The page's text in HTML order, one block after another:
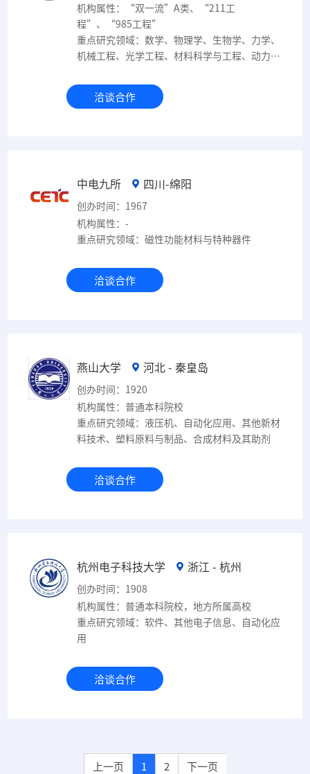
机构属性：“双一流”A类、“211工
程”、“985工程”
重点研究领域：数学、物理学、生物学、力学、
机械工程、光学工程、材料科学与工程、动力工
信息与通信工程、控制科学与工程、计算机科学
与技术、建筑学、土木工程、水利工程、化学工
洽谈合作
中电九所 四川-绵阳
创办时间：1967
机构属性：-
重点研究领域：磁性功能材料与特种器件
洽谈合作
燕山大学 河北 - 秦皇岛
创办时间：1920
机构属性：普通本科院校
重点研究领域：液压机、自动化应用、其他新材
料技术、塑料原料与制品、合成材料及其助剂
洽谈合作
杭州电子科技大学 浙江 - 杭州
创办时间：1908
机构属性：普通本科院校，地方所属高校
重点研究领域：软件、其他电子信息、自动化应
用
洽谈合作
上一页 1 2 下一页